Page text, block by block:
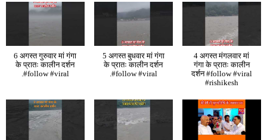
6 अगस्त गुरुवार मां गंगा
के प्रातः कालीन दर्शन
.#follow #viral
5 अगस्त बुधवार मां गंगा
के प्रातः कालीन दर्शन
.#follow #viral
4 अगस्त मंगलवार मां
गंगा के प्रातः कालीन
दर्शन #follow #viral
#rishikesh